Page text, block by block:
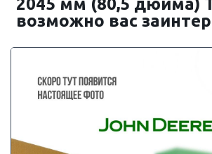
2045 мм (80,5 дюйма)
возможно вас